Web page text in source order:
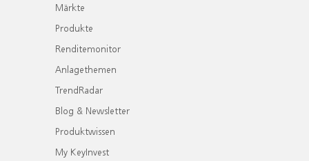
Märkte
Produkte
Renditemonitor
Anlagethemen
TrendRadar
Blog & Newsletter
Produktwissen
My KeyInvest